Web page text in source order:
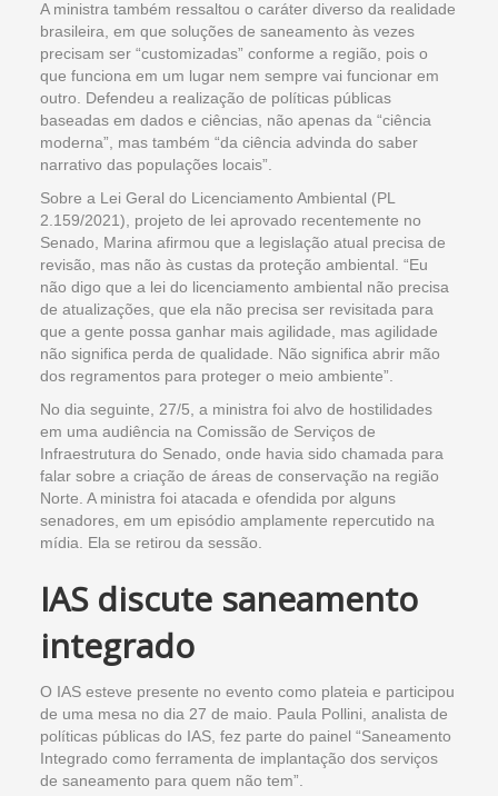
A ministra também ressaltou o caráter diverso da realidade
brasileira, em que soluções de saneamento às vezes
precisam ser “customizadas” conforme a região, pois o
que funciona em um lugar nem sempre vai funcionar em
outro. Defendeu a realização de políticas públicas
baseadas em dados e ciências, não apenas da “ciência
moderna”, mas também “da ciência advinda do saber
narrativo das populações locais”.
Sobre a Lei Geral do Licenciamento Ambiental (PL
2.159/2021), projeto de lei aprovado recentemente no
Senado, Marina afirmou que a legislação atual precisa de
revisão, mas não às custas da proteção ambiental. “Eu
não digo que a lei do licenciamento ambiental não precisa
de atualizações, que ela não precisa ser revisitada para
que a gente possa ganhar mais agilidade, mas agilidade
não significa perda de qualidade. Não significa abrir mão
dos regramentos para proteger o meio ambiente”.
No dia seguinte, 27/5, a ministra foi alvo de hostilidades
em uma audiência na Comissão de Serviços de
Infraestrutura do Senado, onde havia sido chamada para
falar sobre a criação de áreas de conservação na região
Norte. A ministra foi atacada e ofendida por alguns
senadores, em um episódio amplamente repercutido na
mídia. Ela se retirou da sessão.
IAS discute saneamento
integrado
O IAS esteve presente no evento como plateia e participou
de uma mesa no dia 27 de maio. Paula Pollini, analista de
políticas públicas do IAS, fez parte do painel “Saneamento
Integrado como ferramenta de implantação dos serviços
de saneamento para quem não tem”.